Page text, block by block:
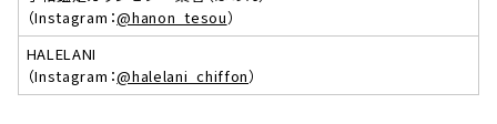
（Instagram：@hanon_tesou）
HALELANI
（Instagram：@halelani_chiffon）